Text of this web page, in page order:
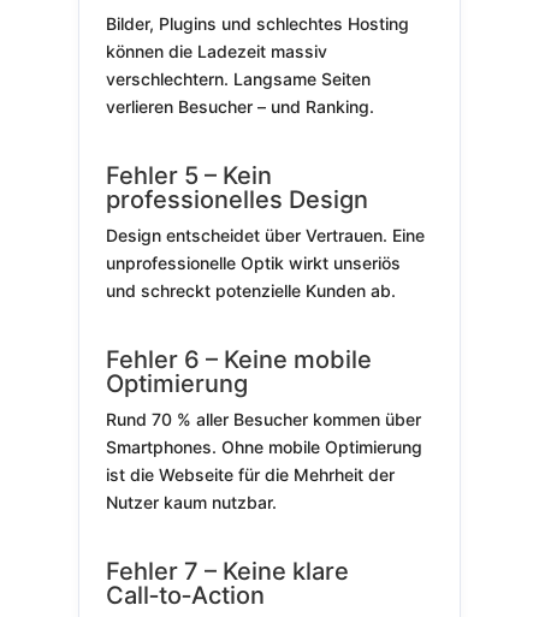
Bilder, Plugins und schlechtes Hosting
können die Ladezeit massiv
verschlechtern. Langsame Seiten
verlieren Besucher – und Ranking.
Fehler 5 – Kein
professionelles Design
Design entscheidet über Vertrauen. Eine
unprofessionelle Optik wirkt unseriös
und schreckt potenzielle Kunden ab.
Fehler 6 – Keine mobile
Optimierung
Rund 70 % aller Besucher kommen über
Smartphones. Ohne mobile Optimierung
ist die Webseite für die Mehrheit der
Nutzer kaum nutzbar.
Fehler 7 – Keine klare
Call‑to‑Action